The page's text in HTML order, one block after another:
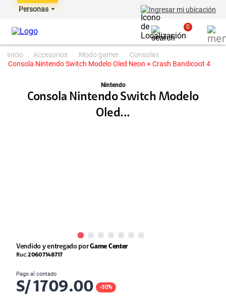
Personas Ingresar mi ubicación
0
accesorios modo gamer
consolas
Consola Nintendo Switch Modelo Oled Neon + Crash Bandicoot 4
Nintendo
Consola Nintendo Switch Modelo
Oled...
Vendido y entregado porGame Center
Ruc:20607148717
Pago al contado
S/1709.00 -30%